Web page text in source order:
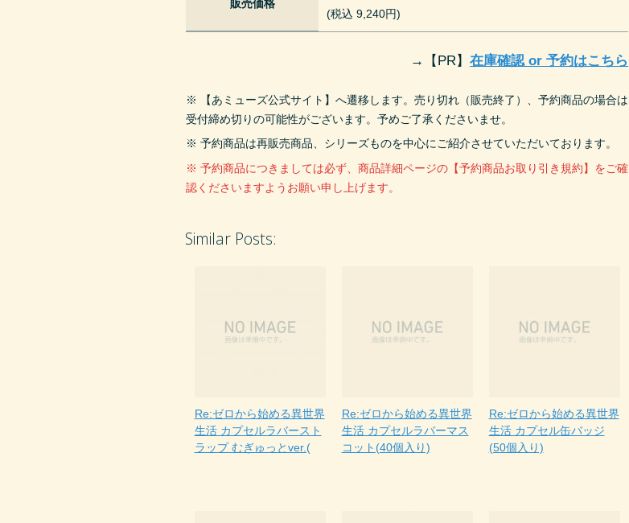
販売価格
(税込 9,240円)
→ 【PR】在庫確認 or 予約はこちら
※ 【あミューズ公式サイト】へ遷移します。売り切れ（販売終了）、予約商品の場合は
受付締め切りの可能性がございます。予めご了承くださいませ。
※ 予約商品は再販売商品、シリーズものを中心にご紹介させていただいております。
※ 予約商品につきましては必ず、商品詳細ページの【予約商品お取り引き規約】をご確
認くださいますようお願い申し上げます。
Similar Posts:
Re:ゼロから始める異世界
生活 カプセルラバースト
ラップ むぎゅっとver.(
Re:ゼロから始める異世界
生活 カプセルラバーマス
コット(40個入り)
Re:ゼロから始める異世界
生活 カプセル缶バッジ
(50個入り)